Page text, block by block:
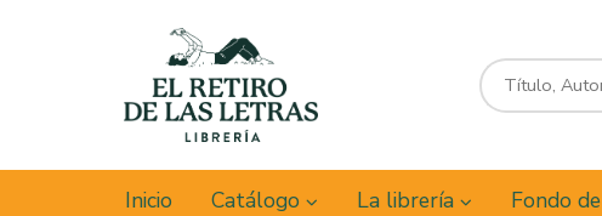
Inicio Catálogo La librería Fondo